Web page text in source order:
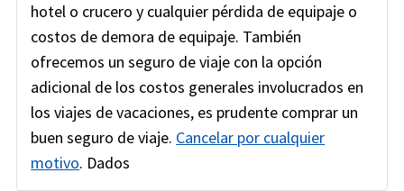
hotel o crucero y cualquier pérdida de equipaje o
costos de demora de equipaje. También
ofrecemos un seguro de viaje con la opción
adicional de los costos generales involucrados en
los viajes de vacaciones, es prudente comprar un
buen seguro de viaje. Cancelar por cualquier
motivo. Dados